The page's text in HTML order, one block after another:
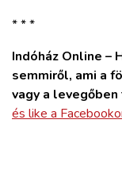
WEBSHOP
* * *
Indóház Online –
semmiről, ami a
vagy a
és like a